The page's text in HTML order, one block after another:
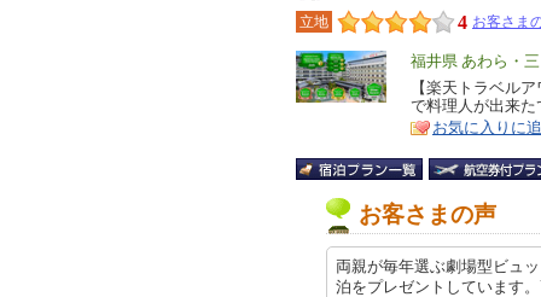
立地 4 お客さま
エ
リ
ア
福井県 あわら・
特
徴
【楽天トラベル
で料理人が出来
お気に入りに
お客さまの声
両親が毎年選ぶ劇場型ビュ
泊をプレゼントしています